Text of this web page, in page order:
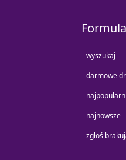
wyszukaj
darmowe
najnowsze
zgłoś